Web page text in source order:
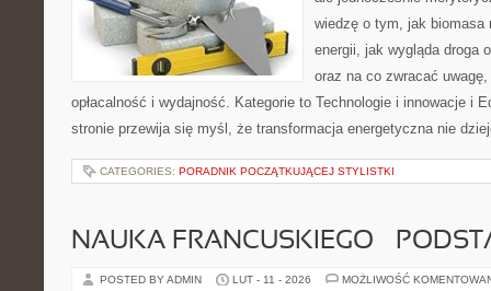
wiedzę o tym, jak
energii, jak wygląda droga
oraz na co zwracać
opłacalność i wydajność. Kategorie to Technologie i innowacje i
stronie przewija się myśl, że transformacja energetyczna nie
CATEGORIES: PORADNIK POCZĄTKUJĄCEJ STYLISTKI
NAUKA FRANCUSKIEGO –
POSTED BY ADMIN LUT - 11 - 2026 MOŻLIWOŚĆ